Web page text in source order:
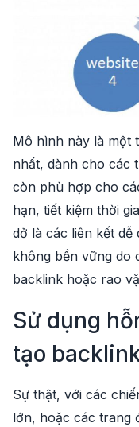
Mô hình này là một
nhất, dành cho các
còn phù hợp cho
hạn, tiết kiệm thời
dở là các liên kết
không bền vững do
backlink hoặc rao
Sử dụng
tạo
Sự thật, với các
lớn, hoặc các trang